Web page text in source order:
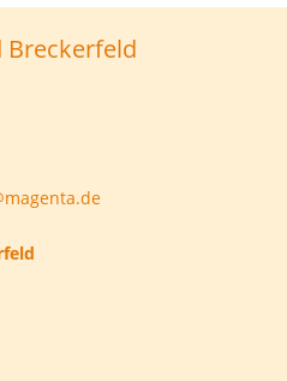
Breckerfeld